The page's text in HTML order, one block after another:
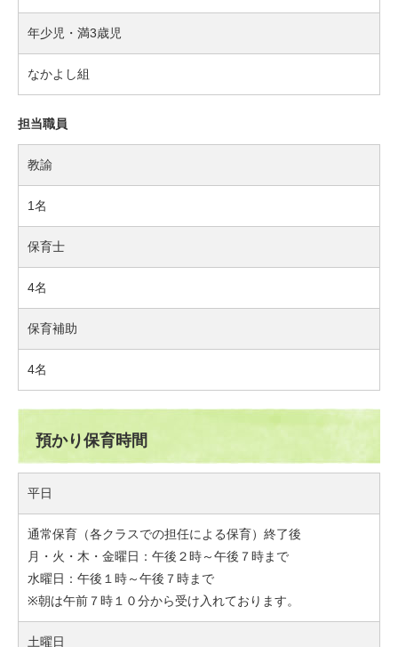
年少児・満3歳児
なかよし組
担当職員
教諭
1名
保育士
4名
保育補助
4名
預かり保育時間
平日
通常保育（各クラスでの担任による保育）終了後
月・火・木・金曜日：午後２時～午後７時まで
水曜日：午後１時～午後７時まで
※朝は午前７時１０分から受け入れております。
土曜日